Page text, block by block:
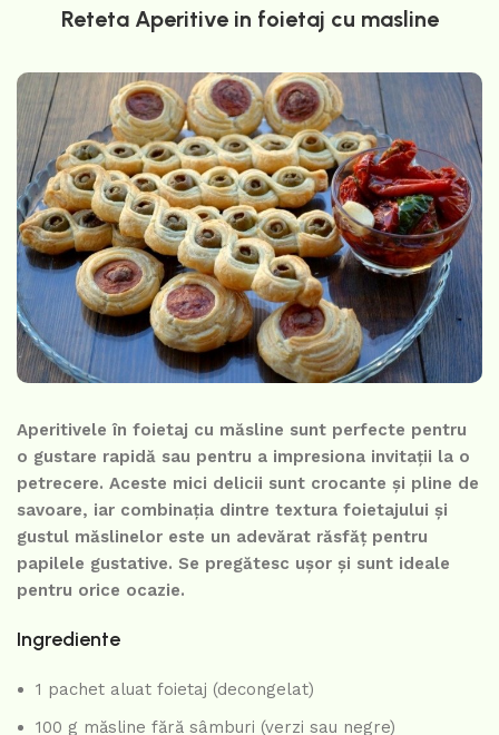
Reteta Aperitive in foietaj cu masline
Aperitivele în foietaj cu măsline sunt perfecte pentru
o gustare rapidă sau pentru a impresiona invitații la o
petrecere. Aceste mici delicii sunt crocante și pline de
savoare, iar combinația dintre textura foietajului și
gustul măslinelor este un adevărat răsfăț pentru
papilele gustative. Se pregătesc ușor și sunt ideale
pentru orice ocazie.
Ingrediente
1 pachet aluat foietaj (decongelat)
100 g măsline fără sâmburi (verzi sau negre)